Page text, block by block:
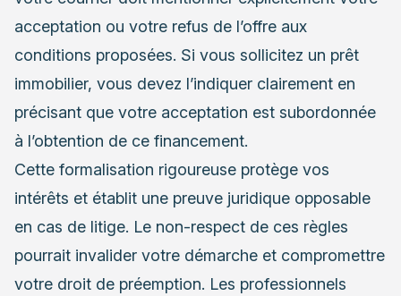
acceptation ou votre refus de l’offre aux
conditions proposées. Si vous sollicitez un prêt
immobilier, vous devez l’indiquer clairement en
précisant que votre acceptation est subordonnée
à l’obtention de ce financement.
Cette formalisation rigoureuse protège vos
intérêts et établit une preuve juridique opposable
en cas de litige. Le non-respect de ces règles
pourrait invalider votre démarche et compromettre
votre droit de préemption. Les professionnels